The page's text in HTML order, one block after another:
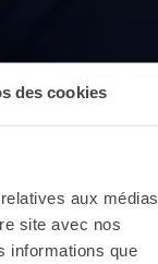
des cookies
aux médias
site avec nos
informations que